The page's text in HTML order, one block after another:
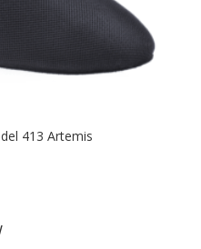
413 Artemis